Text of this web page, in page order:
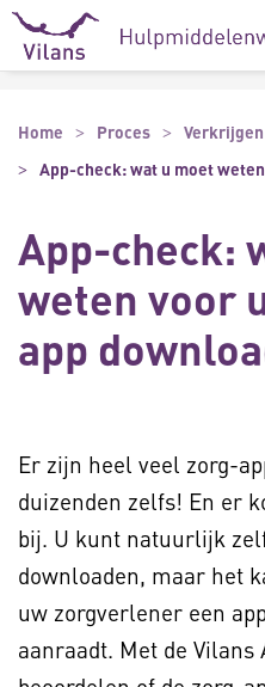
Naar hoofdinhoud
Naar footer
Home Proces
Verkrijgen
App-check: wat u moet
App-check:
weten voor
app
Er zijn heel veel zorg-
duizenden zelfs! En er
bij. U kunt natuurlijk
downloaden, maar het
uw zorgverlener een
aanraadt. Met de